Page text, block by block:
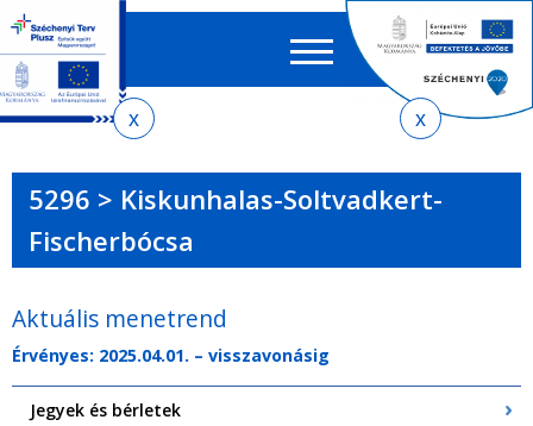
menetrendkeresőhöz
almenühöz
tartalomra
oldaltérképre
EN HU
űrlap
5296 > Kiskunhalas-Soltvadkert-
Fischerbócsa
Aktuális menetrend
Érvényes: 2025.04.01. – visszavonásig
Jegyek és bérletek